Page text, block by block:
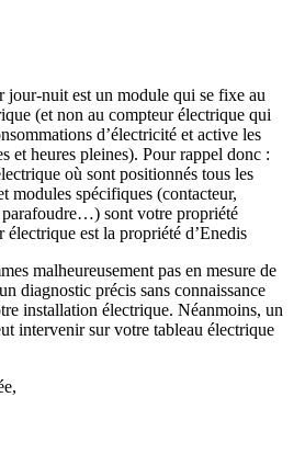
jour-nuit est un module qui se fixe au
(et non au compteur électrique qui
d’électricité et active les
et heures pleines). Pour rappel donc :
où sont positionnés tous les
modules spécifiques (contacteur,
parafoudre…) sont votre propriété
électrique est la propriété d’Enedis
malheureusement pas en mesure de
diagnostic précis sans connaissance
installation électrique. Néanmoins, un
intervenir sur votre tableau électrique